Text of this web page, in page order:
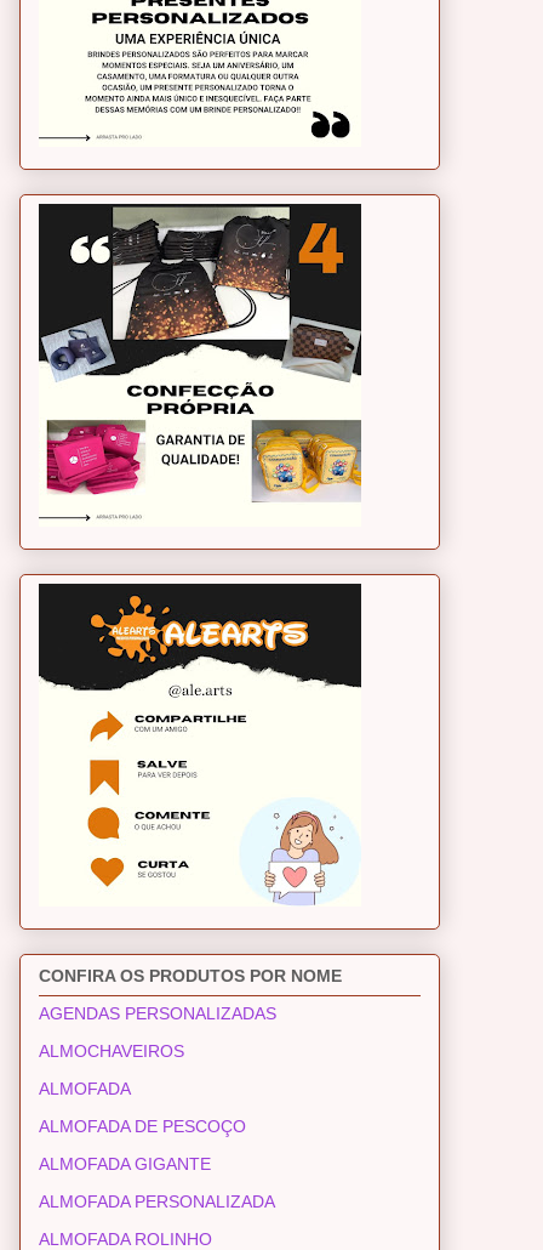
CONFIRA OS PRODUTOS POR NOME
AGENDAS PERSONALIZADAS
ALMOCHAVEIROS
ALMOFADA
ALMOFADA DE PESCOÇO
ALMOFADA GIGANTE
ALMOFADA PERSONALIZADA
ALMOFADA ROLINHO